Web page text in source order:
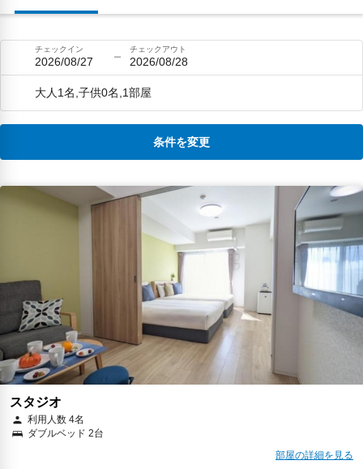
チェックイン
2026/08/27
チェックアウト
2026/08/28
大人1名,子供0名,1部屋
条件を変更
スタジオ
利用人数 4名
ダブルベッド 2台
部屋の詳細を見る